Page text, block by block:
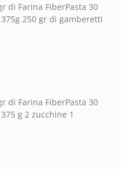
di Farina FiberPasta 30
250 gr di gamberetti
di Farina FiberPasta 30
g 2 zucchine 1